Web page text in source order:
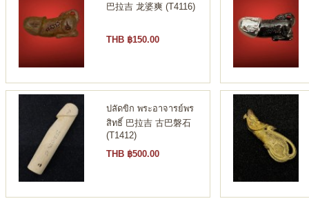
巴拉吉 龙婆爽 (T4116)
THB ฿150.00
ปลัดขิก พระอาจารย์พร
สิทธิ์ 巴拉吉 古巴磐石
(T1412)
THB ฿500.00